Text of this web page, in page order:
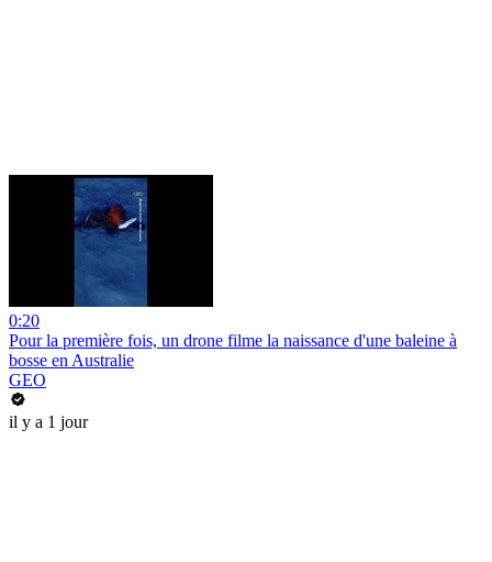
0:20
Pour la première fois, un drone filme la naissance d'une baleine à
bosse en Australie
GEO
il y a 1 jour